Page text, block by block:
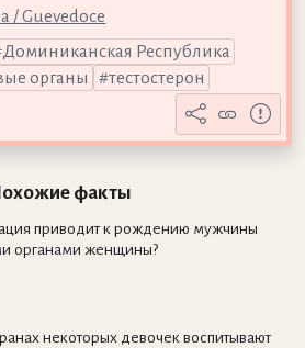
/ Guevedoce
Доминиканская Республика
органы тестостерон
факты
приводит к рождению мужчины
органами женщины?
некоторых девочек воспитывают